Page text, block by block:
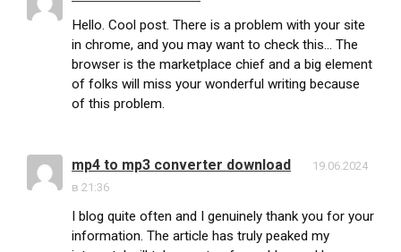
Hello. Cool post. There is a problem with your site
in chrome, and you may want to check this… The
browser is the marketplace chief and a big element
of folks will miss your wonderful writing because
of this problem.
mp4 to mp3 converter download
19.06.2024
в 21:36
I blog quite often and I genuinely thank you for your
information. The article has truly peaked my